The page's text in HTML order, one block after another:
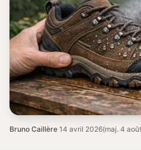
Bruno Caillère·14 avril 2026(maj. 4